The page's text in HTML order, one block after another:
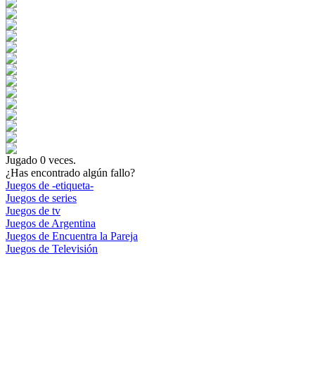
Jugado 0 veces.
¿Has encontrado algún fallo?
Juegos de -etiqueta-
Juegos de series
Juegos de tv
Juegos de Argentina
Juegos de Encuentra la Pareja
Juegos de Televisión